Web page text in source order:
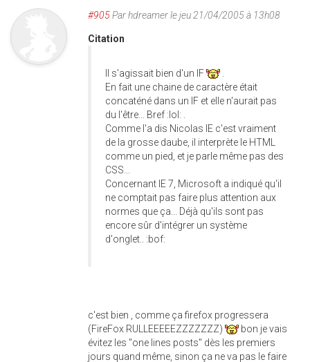
#905Parhdreamerle jeu 21/04/2005 à 13h08
Citation
Il s'agissait bien d'un IF
En fait une chaine de caractère était
concaténé dans un IF et elle n'aurait pas
du l'être... Bref :lol: .
Comme l'a dis Nicolas IE c'est vraiment
de la grosse daube, il interprète le HTML
comme un pied, et je parle même pas des
CSS...
Concernant IE 7, Microsoft a indiqué qu'il
ne comptait pas faire plus attention aux
normes que ça... Déjà qu'ils sont pas
encore sûr d'intégrer un système
d'onglet.. :bof:
c'est bien , comme ça firefox progressera
(FireFox RULLEEEEEZZZZZZZ)
bon je vais
évitez les "one lines posts" dès les premiers
jours quand même, sinon ça ne va pas le faire